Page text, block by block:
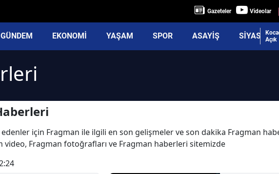
Gazeteler Videolar
GÜNDEM EKONOMİ YAŞAM SPOR ASAYİŞ SİYASETAçık
için Fragman ile ilgili en son gelişmeler ve son dakika Fragman
video, Fragman fotoğrafları ve Fragman haberleri sitemizde